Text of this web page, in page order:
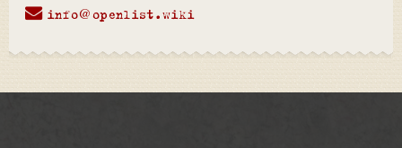
info@openlist.wiki